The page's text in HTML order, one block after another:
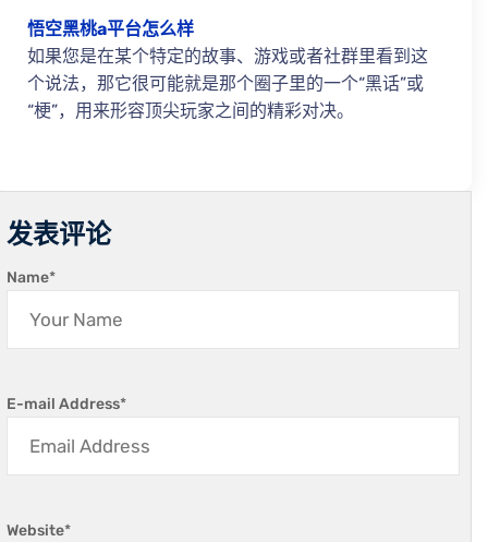
悟空黑桃a平台怎么样
如果您是在某个特定的故事、游戏或者社群里看到这
个说法，那它很可能就是那个圈子里的一个“黑话”或
“梗”，用来形容顶尖玩家之间的精彩对决。
发表评论
Name*
E-mail Address*
Website*